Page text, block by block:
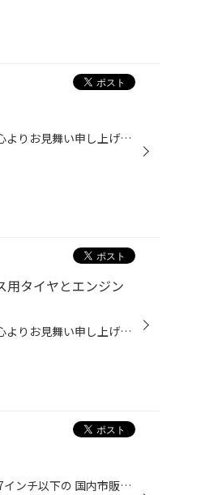
このたびの令和8年熊本地震により被害にあわれた皆さまに、心よりお見舞い申し上げます。 被災地域の一日も早い復旧・復興が進みますことを心よりお祈り申し上げます。 工賃コミコミ価格でお買い得なセット商品をご用意しました！ 当店のホームページをご覧いただきありがとうございます。 今回はタ...
用タイヤとエンジン
このたびの令和8年熊本地震により被害にあわれた皆さまに、心よりお見舞い申し上げます。 被災地域の一日も早い復旧・復興が進みますことを心よりお祈り申し上げます。 毎週平日は、軽トラ軽バン、ハイエース用タイヤがお買得！ 当店のWEBをご覧いただきありがとうございます。 本日は当店のお買い...
9/1(火)より、ブリヂストンのタイヤ出荷価格の改定に伴い、17インチ以下の 国内市販用タイヤ(夏/冬)の価格改定を実施させていただきます。 ※価格改定前の価格での対応については、8/31(月)までの作業実施が対象となっております。 ※商品によって改定率等が異なります。価格改定についてはこちらをご...